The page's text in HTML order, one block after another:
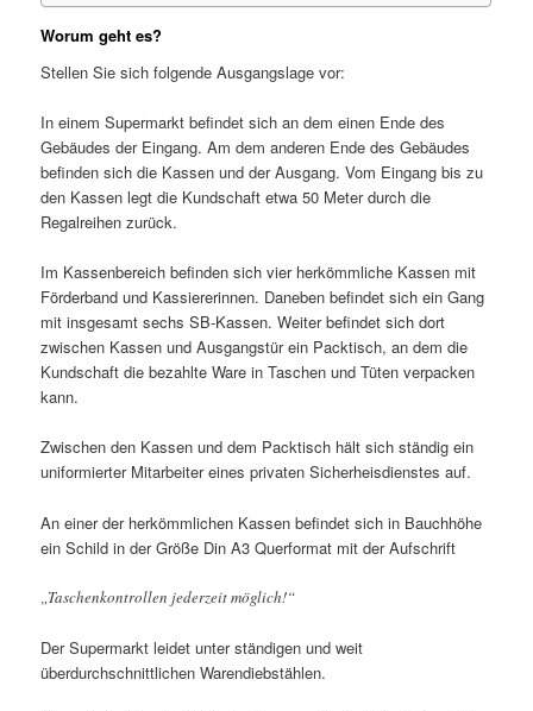
Worum geht es?
Stellen Sie sich folgende Ausgangslage vor:
In einem Supermarkt befindet sich an dem einen Ende des
Gebäudes der Eingang. Am dem anderen Ende des Gebäudes
befinden sich die Kassen und der Ausgang. Vom Eingang bis zu
den Kassen legt die Kundschaft etwa 50 Meter durch die
Regalreihen zurück.
Im Kassenbereich befinden sich vier herkömmliche Kassen mit
Förderband und Kassiererinnen. Daneben befindet sich ein Gang
mit insgesamt sechs SB-Kassen. Weiter befindet sich dort
zwischen Kassen und Ausgangstür ein Packtisch, an dem die
Kundschaft die bezahlte Ware in Taschen und Tüten verpacken
kann.
Zwischen den Kassen und dem Packtisch hält sich ständig ein
uniformierter Mitarbeiter eines privaten Sicherheisdienstes auf.
An einer der herkömmlichen Kassen befindet sich in Bauchhöhe
ein Schild in der Größe Din A3 Querformat mit der Aufschrift
„Taschenkontrollen jederzeit möglich!“
Der Supermarkt leidet unter ständigen und weit
überdurchschnittlichen Warendiebstählen.